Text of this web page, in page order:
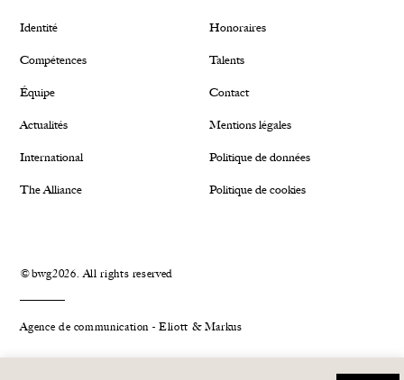
Identité
Compétences
Équipe
Actualités
International
The Alliance
Honoraires
Talents
Contact
Mentions légales
Politique de données
Politique de cookies
©bwg2026. All rights reserved
Agence de communication - Eliott & Markus